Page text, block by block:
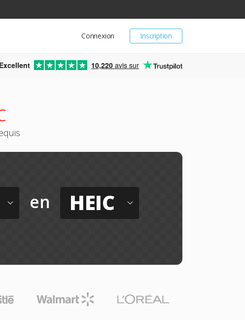
Inscription
Connexion
Excellent 10,220 avis sur
en HEIC